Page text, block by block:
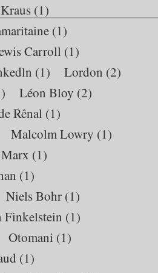
(1)
(1)
Carroll (1)
(1) Lordon (2)
Léon Bloy (2)
Rênal (1)
Malcolm Lowry (1)
Marx (1)
(1)
Niels Bohr (1)
Finkelstein (1)
Otomani (1)
(1)